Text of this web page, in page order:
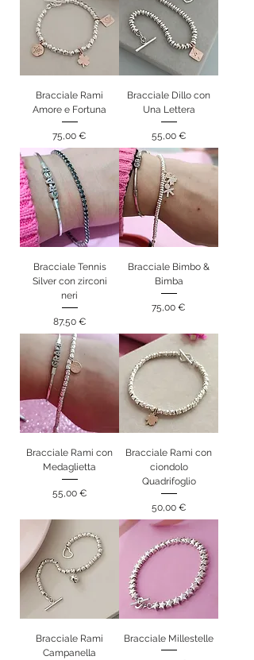
Bracciale Rami
Amore e Fortuna
Prezzo
75,00 €
Bracciale Dillo con
Una Lettera
Prezzo
55,00 €
Bracciale Tennis
Silver con zirconi
neri
Prezzo
87,50 €
Bracciale Bimbo &
Bimba
Prezzo
75,00 €
Bracciale Rami con
Medaglietta
Prezzo
55,00 €
Bracciale Rami con
ciondolo
Quadrifoglio
Prezzo
50,00 €
Bracciale Rami
Campanella
Bracciale Millestelle